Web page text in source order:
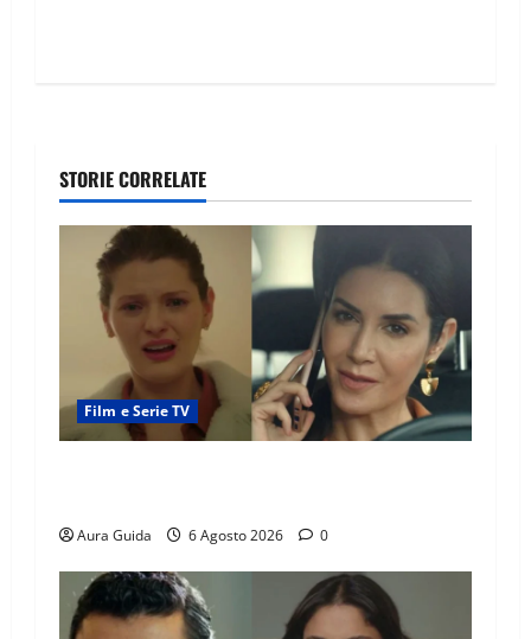
STORIE CORRELATE
Film e Serie TV
Aura Guida 6 Agosto 2026 0